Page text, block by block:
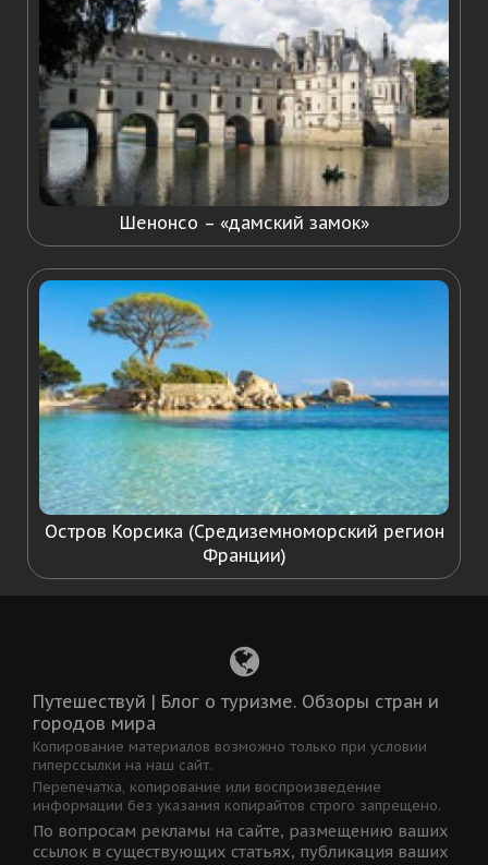
Шенонсо – «дамский замок»
Остров Корсика (Средиземноморский регион
Франции)
Путешествуй | Блог о туризме. Обзоры стран и
городов мира
Копирование материалов возможно только при условии
гиперссылки на наш сайт.
Перепечатка, копирование или воспроизведение
информации без указания копирайтов строго запрещено.
По вопросам рекламы на сайте, размещению ваших
ссылок в существующих статьях, публикация ваших